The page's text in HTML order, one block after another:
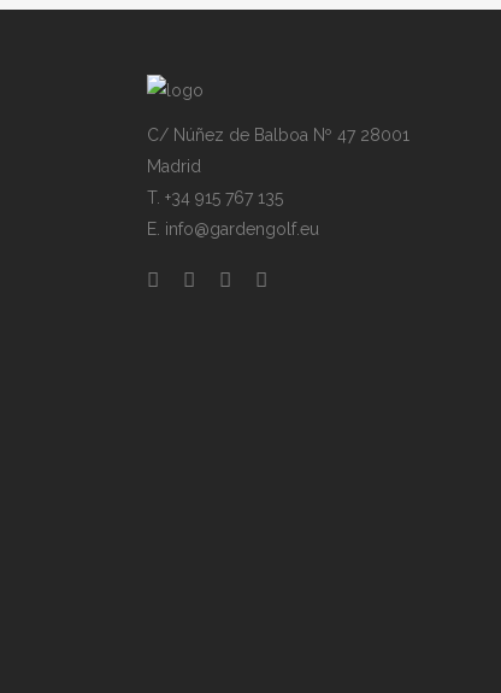
C/ Núñez de Balboa Nº 47 28001
Madrid
T. +34 915 767 135
E. info@gardengolf.eu